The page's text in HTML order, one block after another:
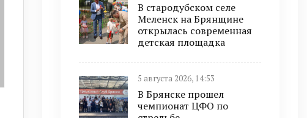
В стародубском селе
Меленск на Брянщине
открылась современная
детская площадка
5 августа 2026, 14:53
В Брянске прошел
чемпионат ЦФО по